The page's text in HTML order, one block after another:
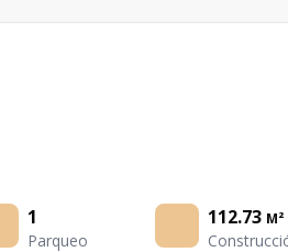
1
Parqueo
112.73 M²